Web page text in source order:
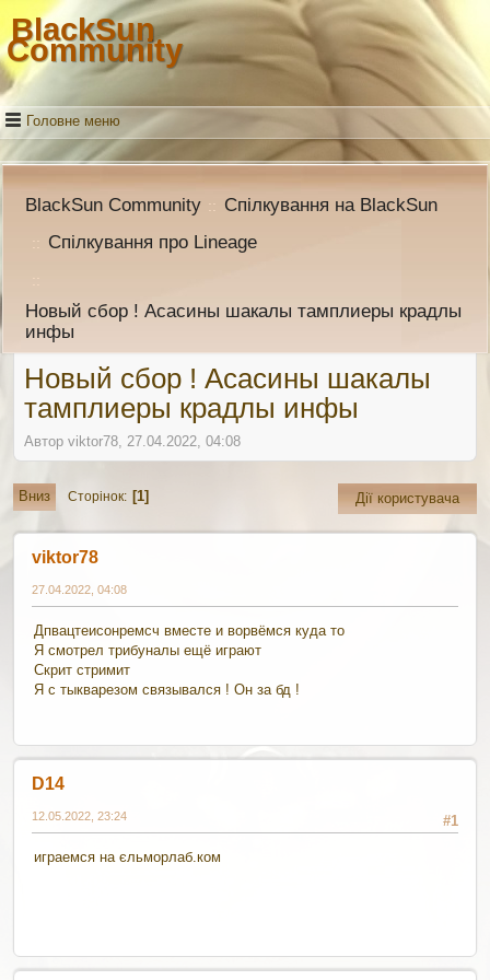
BlackSun
Community
Головне меню
BlackSun Community :: Спілкування на BlackSun
:: Спілкування про Lineage
Новый сбор ! Асасины шакалы тамплиеры крадлы
инфы
Новый сбор ! Асасины шакалы
тамплиеры крадлы инфы
Автор viktor78, 27.04.2022, 04:08
Вниз Сторінок 1 Дії користувача
viktor78
27.04.2022, 04:08
Дпвацтеисонремсч вместе и ворвёмся куда то
Я смотрел трибуналы ещё играют
Скрит стримит
Я с тыкварезом связывался ! Он за бд !
D14
#1
12.05.2022, 23:24
играемся на єльморлаб.ком